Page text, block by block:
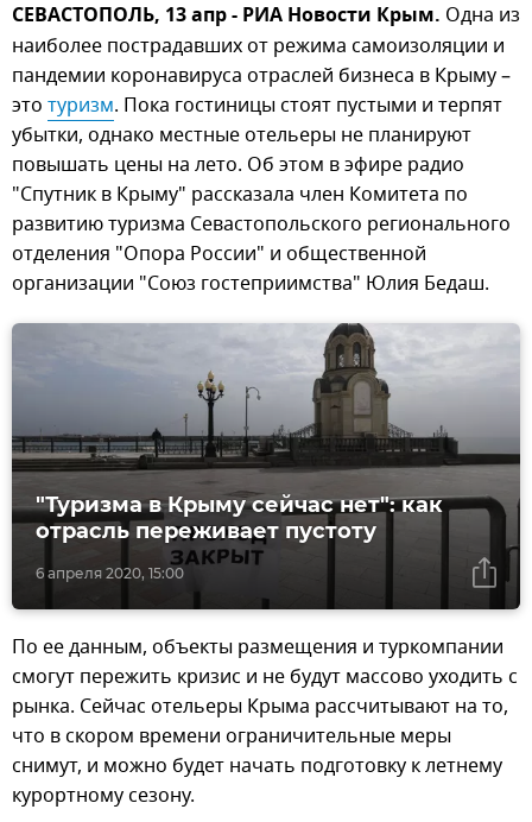
СЕВАСТОПОЛЬ, 13 апр - РИА Новости Крым. Одна из
наиболее пострадавших от режима самоизоляции и
пандемии коронавируса отраслей бизнеса в Крыму –
это туризм. Пока гостиницы стоят пустыми и терпят
убытки, однако местные отельеры не планируют
повышать цены на лето. Об этом в эфире радио
"Спутник в Крыму" рассказала член Комитета по
развитию туризма Севастопольского регионального
отделения "Опора России" и общественной
организации "Союз гостеприимства" Юлия Бедаш.
6 апреля 2020, 15:00
"Туризма в Крыму сейчас нет": как
отрасль переживает пустоту
По ее данным, объекты размещения и туркомпании
смогут пережить кризис и не будут массово уходить с
рынка. Сейчас отельеры Крыма рассчитывают на то,
что в скором времени ограничительные меры
снимут, и можно будет начать подготовку к летнему
курортному сезону.